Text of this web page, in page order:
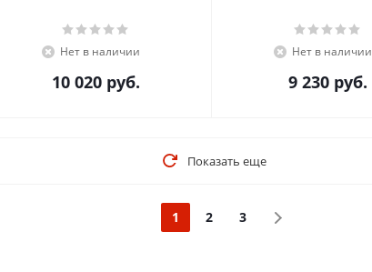
Нет в наличии
10 020 руб.
Нет в наличии
9 230 руб.
Показать еще
1 2 3